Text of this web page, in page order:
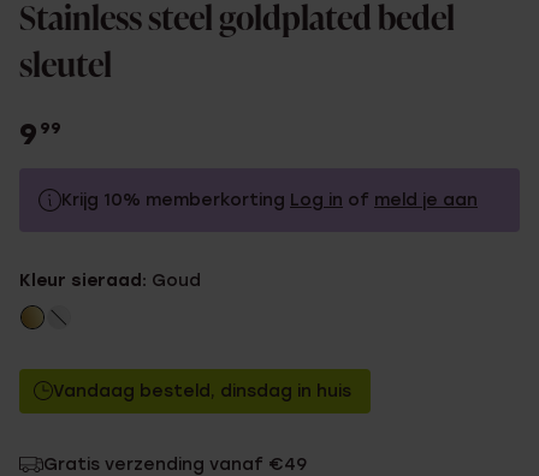
Stainless steel goldplated bedel
sleutel
9 99
Krijg 10% memberkorting Log in of meld je aan
Zonder memberkorting
Kleur sieraad: Goud
Vandaag besteld, dinsdag in huis
Gratis verzending vanaf €49